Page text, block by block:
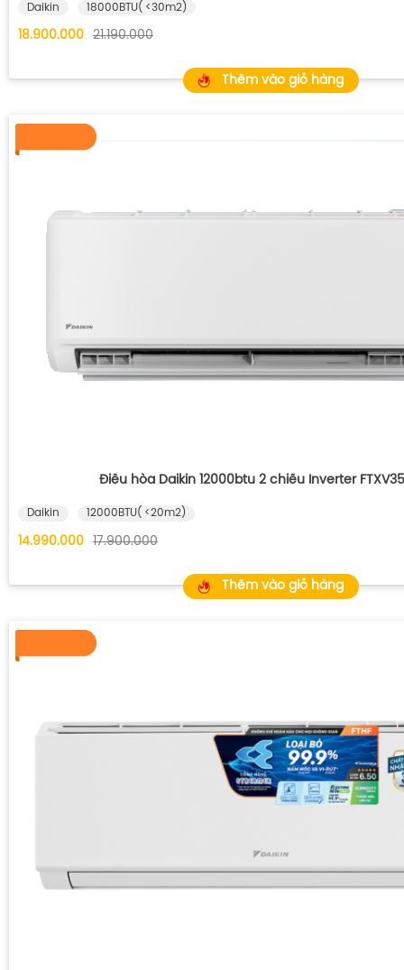
Daikin 18000BTU( <30m2)
18.900.000 21.190.000
Thêm vào giỏ hàng
Điều hòa Daikin 12000btu 2 chiều Inverter
Daikin 12000BTU( <20m2)
14.990.000 17.900.000
Thêm vào giỏ hàng